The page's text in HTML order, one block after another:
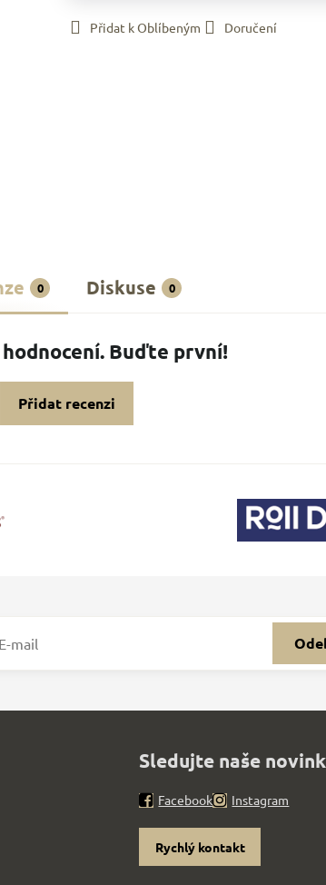
Přidat k Oblíbeným Doručení
0 Diskuse 0
Buďte první!
Přidat recenzi
Sledujte naše
Facebook Instagram
Rychlý kontakt